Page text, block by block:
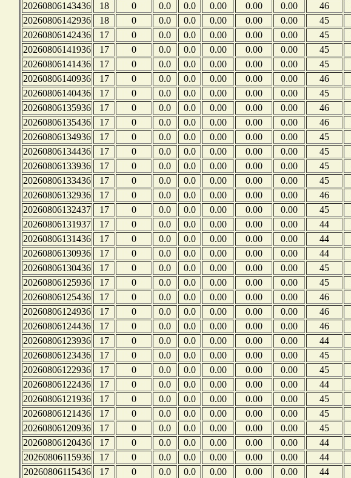
20260806143436
18 0 0.0 0.0 0.00 0.00 0.00 46
20260806142936
18 0 0.0 0.0 0.00 0.00 0.00 45
20260806142436
17 0 0.0 0.0 0.00 0.00 0.00 45
20260806141936
17 0 0.0 0.0 0.00 0.00 0.00 45
20260806141436
17 0 0.0 0.0 0.00 0.00 0.00 45
20260806140936
17 0 0.0 0.0 0.00 0.00 0.00 46
20260806140436
17 0 0.0 0.0 0.00 0.00 0.00 45
20260806135936
17 0 0.0 0.0 0.00 0.00 0.00 46
20260806135436
17 0 0.0 0.0 0.00 0.00 0.00 46
20260806134936
17 0 0.0 0.0 0.00 0.00 0.00 45
20260806134436
17 0 0.0 0.0 0.00 0.00 0.00 45
20260806133936
17 0 0.0 0.0 0.00 0.00 0.00 45
20260806133436
17 0 0.0 0.0 0.00 0.00 0.00 45
20260806132936
17 0 0.0 0.0 0.00 0.00 0.00 46
20260806132437
17 0 0.0 0.0 0.00 0.00 0.00 45
20260806131937
17 0 0.0 0.0 0.00 0.00 0.00 44
20260806131436
17 0 0.0 0.0 0.00 0.00 0.00 44
20260806130936
17 0 0.0 0.0 0.00 0.00 0.00 44
20260806130436
17 0 0.0 0.0 0.00 0.00 0.00 45
20260806125936
17 0 0.0 0.0 0.00 0.00 0.00 45
20260806125436
17 0 0.0 0.0 0.00 0.00 0.00 46
20260806124936
17 0 0.0 0.0 0.00 0.00 0.00 46
20260806124436
17 0 0.0 0.0 0.00 0.00 0.00 46
20260806123936
17 0 0.0 0.0 0.00 0.00 0.00 44
20260806123436
17 0 0.0 0.0 0.00 0.00 0.00 45
20260806122936
17 0 0.0 0.0 0.00 0.00 0.00 45
20260806122436
17 0 0.0 0.0 0.00 0.00 0.00 44
20260806121936
17 0 0.0 0.0 0.00 0.00 0.00 45
20260806121436
17 0 0.0 0.0 0.00 0.00 0.00 45
20260806120936
17 0 0.0 0.0 0.00 0.00 0.00 45
20260806120436
17 0 0.0 0.0 0.00 0.00 0.00 44
20260806115936
17 0 0.0 0.0 0.00 0.00 0.00 44
20260806115436
17 0 0.0 0.0 0.00 0.00 0.00 44